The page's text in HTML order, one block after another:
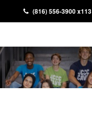
(816) 556-3900 x113